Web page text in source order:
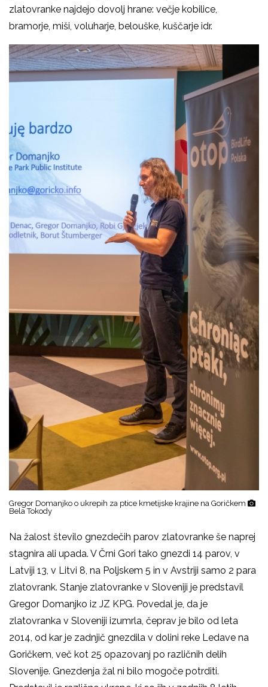
zlatovranke najdejo dovolj hrane: večje kobilice,
bramorje, miši, voluharje, belouške, kuščarje idr.
Gregor Domanjko o ukrepih za ptice kmetijske krajine na Goričkem
Bela Tokody
Na žalost število gnezdečih parov zlatovranke še naprej
stagnira ali upada. V Črni Gori tako gnezdi 14 parov, v
Latviji 13, v Litvi 8, na Poljskem 5 in v Avstriji samo 2 para
zlatovrank. Stanje zlatovranke v Sloveniji je predstavil
Gregor Domanjko iz JZ KPG. Povedal je, da je
zlatovranka v Sloveniji izumrla, čeprav je bilo od leta
2014, od kar je zadnjič gnezdila v dolini reke Ledave na
Goričkem, več kot 25 opazovanj po različnih delih
Slovenije. Gnezdenja žal ni bilo mogoče potrditi.